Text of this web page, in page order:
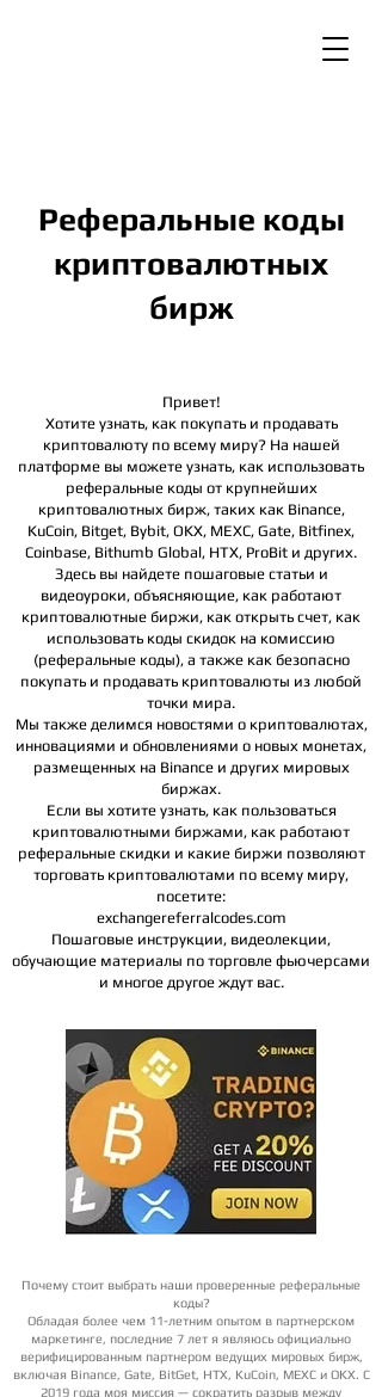
Реферальные коды
криптовалютных
бирж
Привет!
Хотите узнать, как покупать и продавать
криптовалюту по всему миру? На нашей
платформе вы можете узнать, как использовать
реферальные коды от крупнейших
криптовалютных бирж, таких как Binance,
KuCoin, Bitget, Bybit, OKX, MEXC, Gate, Bitfinex,
Coinbase, Bithumb Global, HTX, ProBit и других.
Здесь вы найдете пошаговые статьи и
видеоуроки, объясняющие, как работают
криптовалютные биржи, как открыть счет, как
использовать коды скидок на комиссию
(реферальные коды), а также как безопасно
покупать и продавать криптовалюты из любой
точки мира.
Мы также делимся новостями о криптовалютах,
инновациями и обновлениями о новых монетах,
размещенных на Binance и других мировых
биржах.
Если вы хотите узнать, как пользоваться
криптовалютными биржами, как работают
реферальные скидки и какие биржи позволяют
торговать криптовалютами по всему миру,
посетите:
exchangereferralcodes.com
Пошаговые инструкции, видеолекции,
обучающие материалы по торговле фьючерсами
и многое другое ждут вас.
Почему стоит выбрать наши проверенные реферальные
коды?
Обладая более чем 11-летним опытом в партнерском
маркетинге, последние 7 лет я являюсь официально
верифицированным партнером ведущих мировых бирж,
включая Binance, Gate, BitGet, HTX, KuCoin, MEXC и OKX. С
2019 года моя миссия — сократить разрыв между